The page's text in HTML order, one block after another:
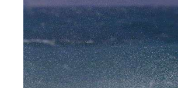
Наши Станции
Ветратория.Вьетнам
Ветратория Россия
Ветратория.Египет